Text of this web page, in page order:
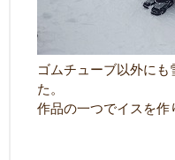
ゴムチューブ以外に
た。
作品の一つでイスを作